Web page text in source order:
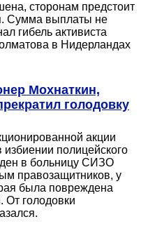
сторонам предстоит
Сумма выплаты не
гибель активиста
в Нидерландах
Мохнаткин,
голодовку
акции
полицейского
в больницу СИЗО
правозащитников, у
была повреждена
От голодовки